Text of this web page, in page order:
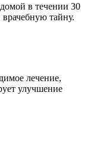
в течении 30
тайну.
лечение,
улучшение